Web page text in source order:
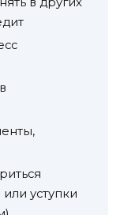
уступки